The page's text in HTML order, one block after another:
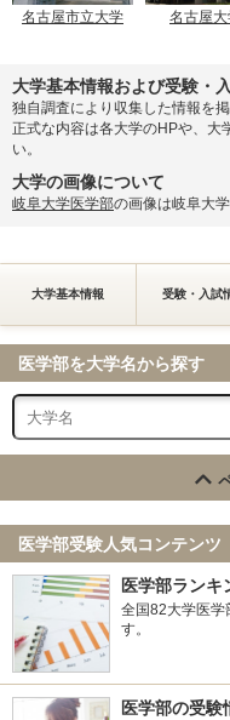
名古屋市立大学 名古屋
大学基本情報および受験・
独自調査により収集した情報を掲
正式な内容は各大学のHPや、大
い。
大学の画像について
岐阜大学医学部の画像は岐阜大
大学基本情報 受験・入試
医学部を大学名から探す
医学部受験人気コンテンツ
医学部ランキ
全国82大学医学
す。
医学部の受験